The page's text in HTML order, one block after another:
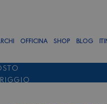
OFFICINA SHOP BLOG